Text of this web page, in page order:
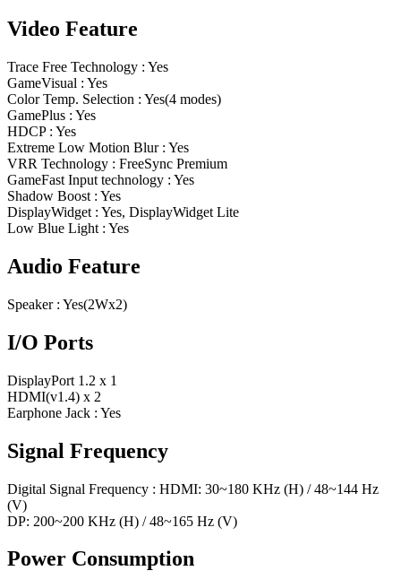
Video Feature
Trace Free Technology : Yes
GameVisual : Yes
Color Temp. Selection : Yes(4 modes)
GamePlus : Yes
HDCP : Yes
Extreme Low Motion Blur : Yes
VRR Technology : FreeSync Premium
GameFast Input technology : Yes
Shadow Boost : Yes
DisplayWidget : Yes, DisplayWidget Lite
Low Blue Light : Yes
Audio Feature
Speaker : Yes(2Wx2)
I/O Ports
DisplayPort 1.2 x 1
HDMI(v1.4) x 2
Earphone Jack : Yes
Signal Frequency
Digital Signal Frequency : HDMI: 30~180 KHz (H) / 48~144 Hz
(V)
DP: 200~200 KHz (H) / 48~165 Hz (V)
Power Consumption